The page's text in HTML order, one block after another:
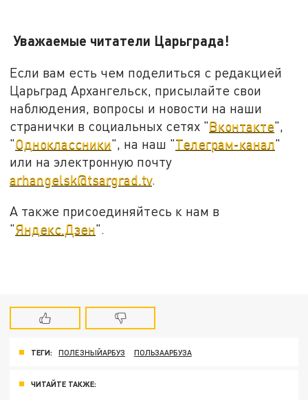
Уважаемые читатели Царьграда!
Если вам есть чем поделиться с редакцией
Царьград Архангельск, присылайте свои
наблюдения, вопросы и новости на наши
странички в социальных сетях "Вконтакте",
"Одноклассники", на наш "Телеграм-канал"
или на электронную почту
arhangelsk@tsargrad.tv.
А также присоединяйтесь к нам в
"Яндекс.Дзен".
ТЕГИ: ПОЛЕЗНЫЙАРБУЗ ПОЛЬЗААРБУЗА
ЧИТАЙТЕ ТАКЖЕ: